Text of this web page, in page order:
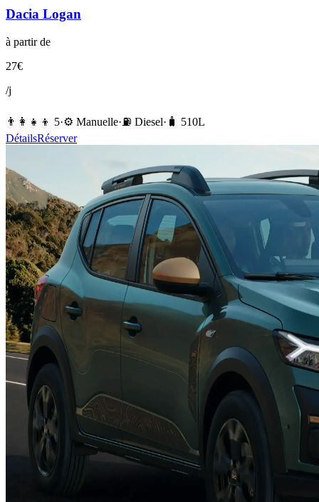
Dacia Logan
à partir de
27€
/j
👨‍👩‍👧‍👦 5·⚙️ Manuelle·⛽️ Diesel· 🧳 510L
DétailsRéserver